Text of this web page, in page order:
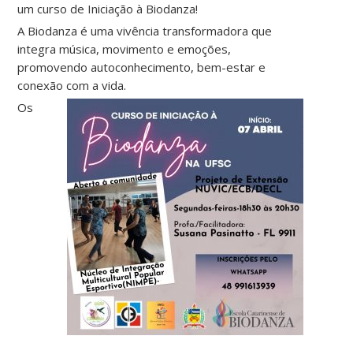
um curso de Iniciação à Biodanza!
A Biodanza é uma vivência transformadora que
integra música, movimento e emoções,
promovendo autoconhecimento, bem-estar e
conexão com a vida.
Os